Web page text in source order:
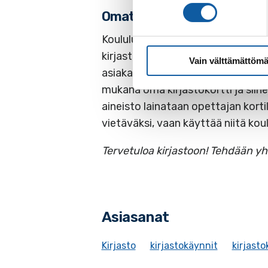
Vain
Omatoiminen asiointi
Koululuokat voivat asioida
kirjastoon tapahtuu opettajalle
asiakaspalvelussa ei ole
mukana oma kirjastokortti ja
aineisto lainataan opettajan
vietäväksi, vaan käyttää niitä
Tervetuloa kirjastoon! Tehdään
Asiasanat
Kirjasto kirjastokäynnit